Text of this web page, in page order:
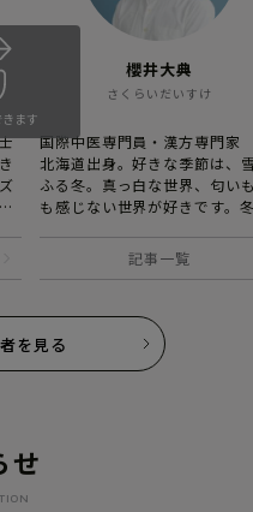
櫻井大典
さくらいだいすけ
国際中医専門員・漢方専門家
北海道出身。好きな季節は、
ふる冬。真っ白な世界、匂い
も感じない世界が好きです。
にて日々発信される優しくわ
やすい養生情報は、これまで
を問わず人気に。著書『まい
漢方 体と心をいたわる365
ツ』 (ナツメ社)、『つぶやき養
記事一覧
ます
を見る
せ